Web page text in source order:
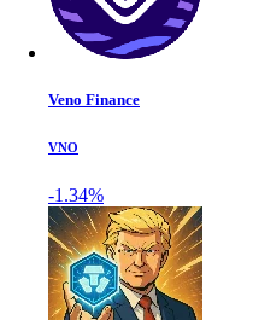
Veno Finance
VNO
-1.34%